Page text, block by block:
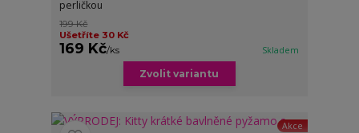
perličkou
199 Kč
Ušetříte 30 Kč
169 Kč/ks Skladem
Zvolit variantu
Akce